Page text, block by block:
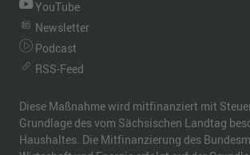
YouTube
Newsletter
Podcast
RSS-Feed
Diese Maßnahme wird mitfinanziert mit
Grundlage des vom Sächsischen Landtag
Haushaltes. Die Mitfinanzierung des